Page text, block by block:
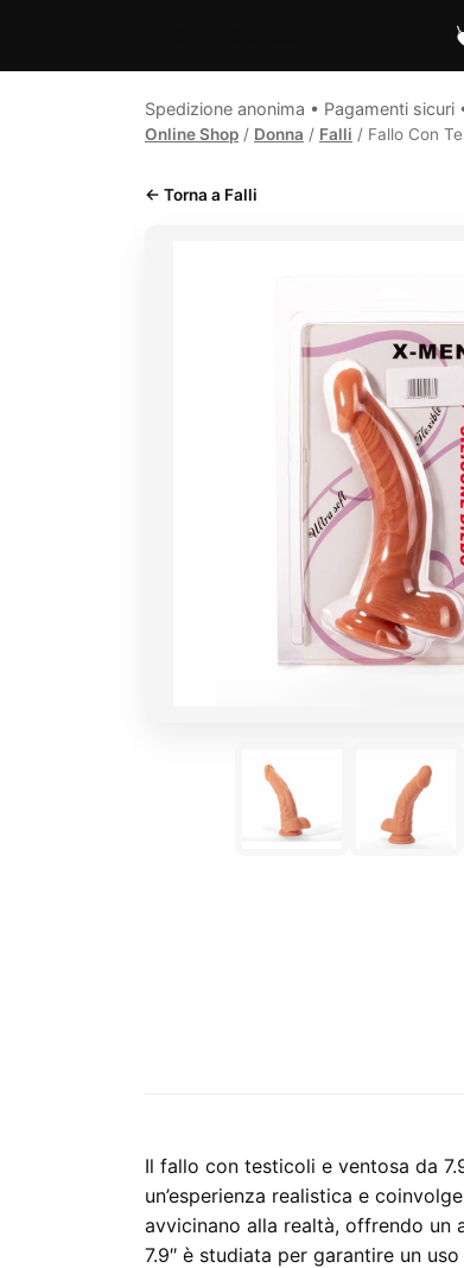
Spedizione anonima • Pagamenti sicuri
Online Shop / Donna / Falli / Fallo Con
← Torna a Falli
Il fallo con testicoli e ventosa da
un’esperienza realistica e
avvicinano alla realtà, offrendo un
7.9″ è studiata per garantire un